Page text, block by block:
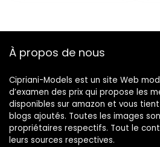
À propos de nous
Cipriani-Models est un site Web
d’examen des prix qui propose les
disponibles sur amazon et vous
blogs ajoutés. Toutes les images
propriétaires respectifs. Tout le
leurs sources respectives.